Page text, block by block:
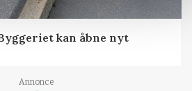
kan åbne nyt
Annonce